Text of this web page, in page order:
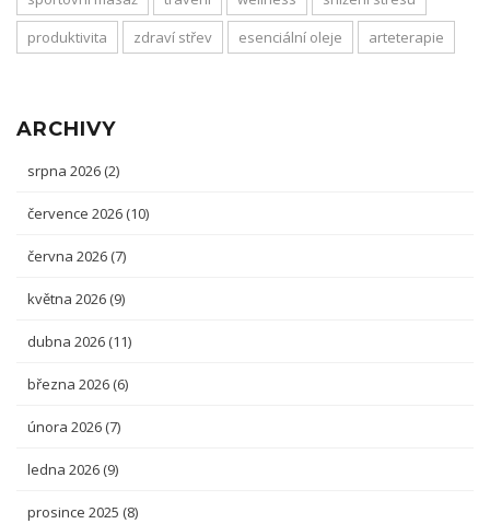
produktivita
zdraví střev esenciální oleje arteterapie
ARCHIVY
srpna 2026 (2)
července 2026 (10)
června 2026 (7)
května 2026 (9)
dubna 2026 (11)
března 2026 (6)
února 2026 (7)
ledna 2026 (9)
prosince 2025 (8)